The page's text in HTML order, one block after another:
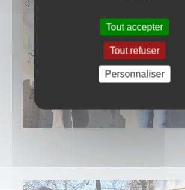
Tout accepter
Tout refuser
Personnaliser